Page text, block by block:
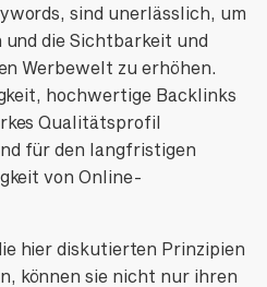
sind unerlässlich, um
und die Sichtbarkeit und
Werbewelt zu erhöhen.
hochwertige Backlinks
Qualitätsprofil
für den langfristigen
von Online-
hier diskutierten Prinzipien
können sie nicht nur ihren